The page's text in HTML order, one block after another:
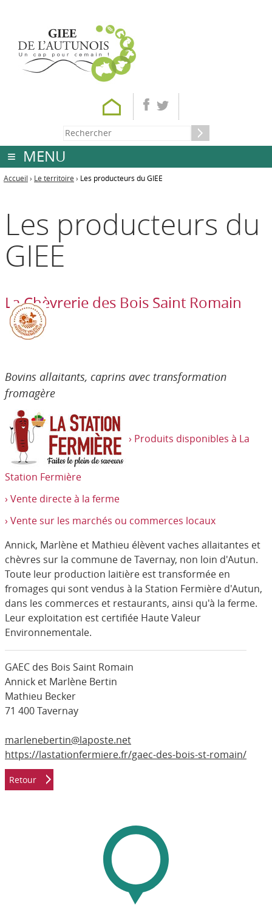
MENU
Accueil › Le territoire › Les producteurs du GIEE
Les producteurs du
GIEE
La Chèvrerie des Bois Saint Romain
Bovins allaitants, caprins avec transformation
fromagère
› Produits disponibles à La
Station Fermière
› Vente directe à la ferme
› Vente sur les marchés ou commerces locaux
Annick, Marlène et Mathieu élèvent vaches allaitantes et
chèvres sur la commune de Tavernay, non loin d'Autun.
Toute leur production laitière est transformée en
fromages qui sont vendus à la Station Fermière d'Autun,
dans les commerces et restaurants, ainsi qu'à la ferme.
Leur exploitation est certifiée Haute Valeur
Environnementale.
GAEC des Bois Saint Romain
Annick et Marlène Bertin
Mathieu Becker
71 400 Tavernay
marlenebertin@laposte.net
https://lastationfermiere.fr/gaec-des-bois-st-romain/
Retour